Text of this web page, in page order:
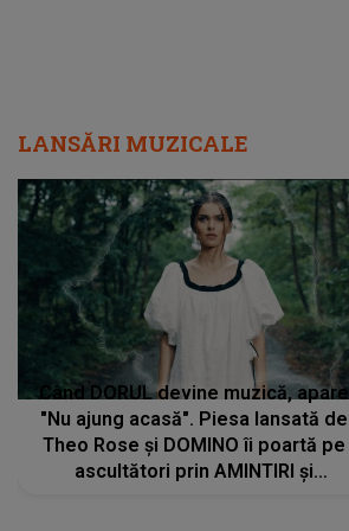
LANSĂRI MUZICALE
Când DORUL devine muzică, apare
"Nu ajung acasă". Piesa lansată de
Theo Rose și DOMINO îi poartă pe
ascultători prin AMINTIRI și